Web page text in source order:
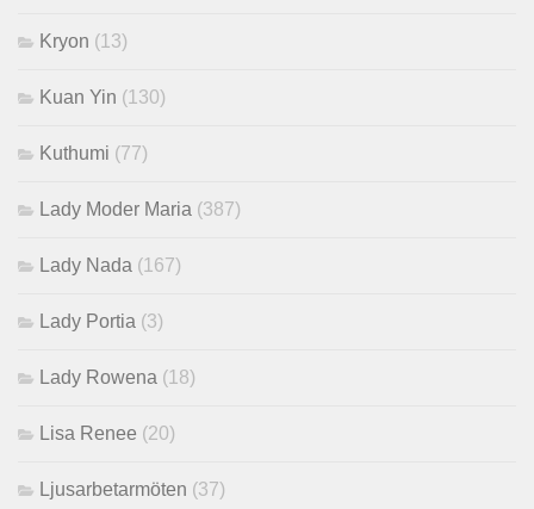
Kryon (13)
Kuan Yin (130)
Kuthumi (77)
Lady Moder Maria (387)
Lady Nada (167)
Lady Portia (3)
Lady Rowena (18)
Lisa Renee (20)
Ljusarbetarmöten (37)